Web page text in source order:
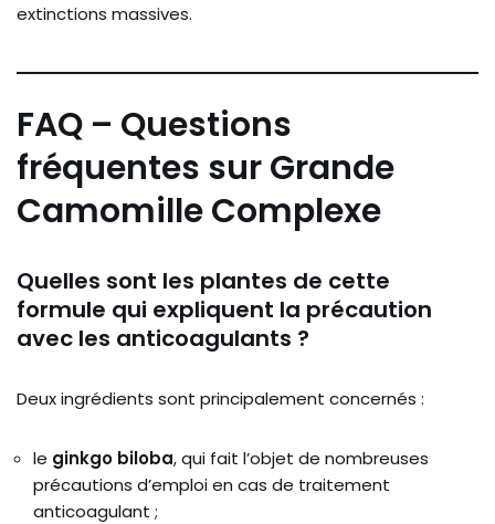
extinctions massives.
FAQ – Questions
fréquentes sur Grande
Camomille Complexe
Quelles sont les plantes de cette
formule qui expliquent la précaution
avec les anticoagulants ?
Deux ingrédients sont principalement concernés :
le ginkgo biloba, qui fait l’objet de nombreuses
précautions d’emploi en cas de traitement
anticoagulant ;